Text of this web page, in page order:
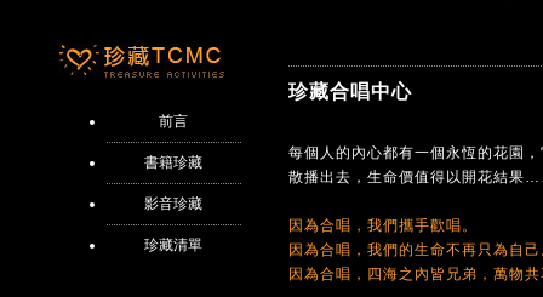
前言
書籍珍藏
影音珍藏
珍藏清單
珍藏合唱中心
每個人的內心都有一個永恆的花園
散播出去，生命價值得以開花結果
因為合唱，我們攜手歡唱。
因為合唱，我們的生命不再只為自
因為合唱，四海之內皆兄弟，萬物